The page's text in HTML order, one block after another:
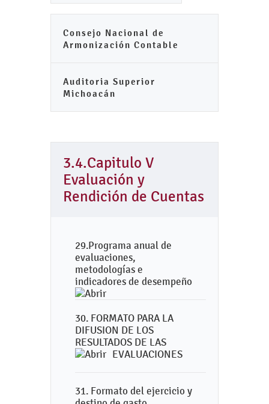
Consejo Nacional de
Armonización Contable
Auditoria Superior
Michoacán
3.4.Capitulo V
Evaluación y
Rendición de Cuentas
29.Programa anual de
evaluaciones,
metodologías e
indicadores de desempeño
30. FORMATO PARA LA
DIFUSION DE LOS
RESULTADOS DE LAS
EVALUACIONES
31. Formato del ejercicio y